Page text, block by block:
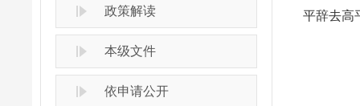
政策解读
本级文件
依申请公开
平辞去高